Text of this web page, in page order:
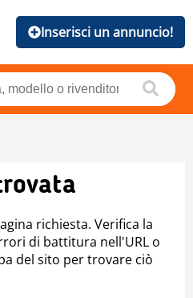
Inserisci un annuncio!
richiesta. Verifica la
di battitura nell'URL o
del sito per trovare ciò